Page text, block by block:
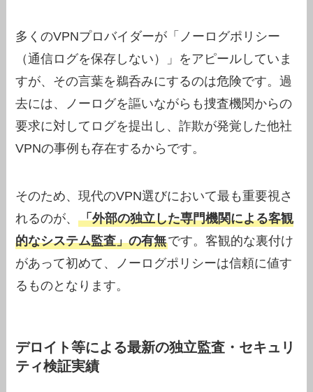
多くのVPNプロバイダーが「ノーログポリシー
（通信ログを保存しない）」をアピールしていま
すが、その言葉を鵜呑みにするのは危険です。過
去には、ノーログを謳いながらも捜査機関からの
要求に対してログを提出し、詐欺が発覚した他社
VPNの事例も存在するからです。
そのため、現代のVPN選びにおいて最も重要視さ
れるのが、「外部の独立した専門機関による客観
的なシステム監査」の有無です。客観的な裏付け
があって初めて、ノーログポリシーは信頼に値す
るものとなります。
デロイト等による最新の独立監査・セキュリ
ティ検証実績